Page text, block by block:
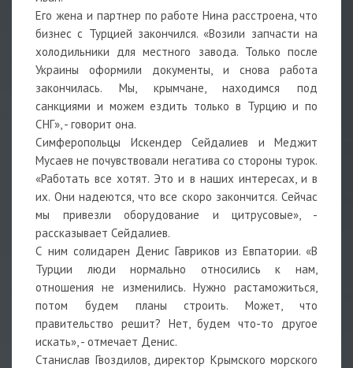
Его жена и партнер по работе Нина расстроена, что
бизнес с Турцией закончился. «Возили запчасти на
холодильники для местного завода. Только после
Украины оформили документы, и снова работа
закончилась. Мы, крымчане, находимся под
санкциями и можем ездить только в Турцию и по
СНГ», - говорит она.
Симферопольцы Искендер Сейдалиев и Меджит
Мусаев не почувствовали негатива со стороны турок.
«Работать все хотят. Это и в наших интересах, и в
их. Они надеются, что все скоро закончится. Сейчас
мы привезли оборудование и цитрусовые», -
рассказывает Сейдалиев.
С ним солидарен Денис Гавриков из Евпатории. «В
Турции люди нормально относились к нам,
отношения не изменились. Нужно растаможиться,
потом будем планы строить. Может, что
правительство решит? Нет, будем что-то другое
искать», - отмечает Денис.
Станислав Гвоздилов, директор Крымского морского